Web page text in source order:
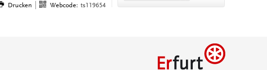
Drucken Webcode: ts119654